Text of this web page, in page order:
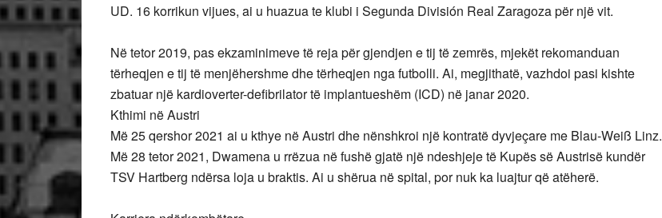
UD. 16 korrikun vijues, ai u huazua te klubi i Segunda División Real Zaragoza për një vit.
Në tetor 2019, pas ekzaminimeve të reja për gjendjen e tij të zemrës, mjekët rekomanduan
tërheqjen e tij të menjëhershme dhe tërheqjen nga futbolli. Ai, megjithatë, vazhdoi pasi kishte
zbatuar një kardioverter-defibrilator të implantueshëm (ICD) në janar 2020.
Kthimi në Austri
Më 25 qershor 2021 ai u kthye në Austri dhe nënshkroi një kontratë dyvjeçare me Blau-Weiß Linz.
Më 28 tetor 2021, Dwamena u rrëzua në fushë gjatë një ndeshjeje të Kupës së Austrisë kundër
TSV Hartberg ndërsa loja u braktis. Ai u shërua në spital, por nuk ka luajtur që atëherë.